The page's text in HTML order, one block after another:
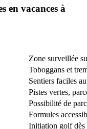
en vacances à
Zone surveillée
Toboggans et
Sentiers faciles
Pistes vertes,
Possibilité de
Formules
Initiation golf dès